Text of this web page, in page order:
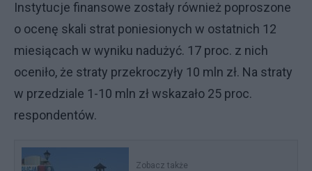
Instytucje finansowe zostały również poproszone
o ocenę skali strat poniesionych w ostatnich 12
miesiącach w wyniku nadużyć. 17 proc. z nich
oceniło, że straty przekroczyły 10 mln zł. Na straty
w przedziale 1-10 mln zł wskazało 25 proc.
respondentów.
Zobacz także